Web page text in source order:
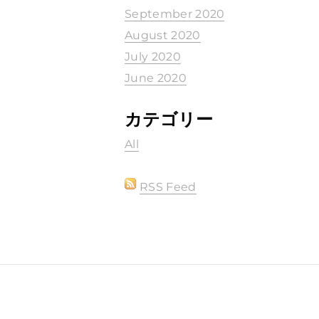
September 2020
August 2020
July 2020
June 2020
カテゴリー
All
RSS Feed